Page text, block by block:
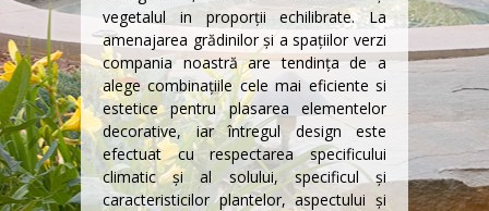
vegetalul in proporţii echilibrate. La
amenajarea grădinilor şi a spaţiilor verzi
compania noastră are tendinţa de a
alege combinaţiile cele mai eficiente si
estetice pentru plasarea elementelor
decorative, iar întregul design este
efectuat cu respectarea specificului
climatic şi al solului, specificul şi
caracteristicilor plantelor, aspectului şi